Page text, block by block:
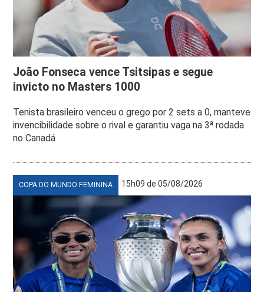
João Fonseca vence Tsitsipas e segue
invicto no Masters 1000
Tenista brasileiro venceu o grego por 2 sets a 0, manteve
invencibilidade sobre o rival e garantiu vaga na 3ª rodada
no Canadá
COPA DO MUNDO FEMININA 15h09 de 05/08/2026